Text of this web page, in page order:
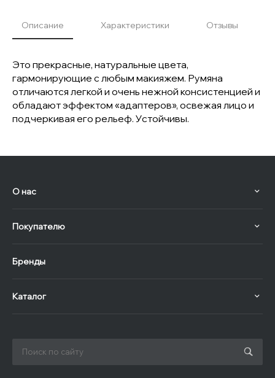
Описание Характеристики Отзывы
Это прекрасные, натуральные цвета,
гармонирующие с любым макияжем. Румяна
отличаются легкой и очень нежной консистенцией и
обладают эффектом «адаптеров», освежая лицо и
подчеркивая его рельеф. Устойчивы.
О нас
Покупателю
Бренды
Каталог